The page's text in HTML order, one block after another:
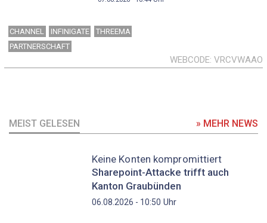
CHANNEL INFINIGATE
THREEMA
PARTNERSCHAFT
WEBCODE VRCVWAAO
MEIST GELESEN » MEHR NEWS
Keine Konten kompromittiert
Sharepoint-Attacke trifft auch
Kanton Graubünden
06.08.2026 - 10:50 Uhr